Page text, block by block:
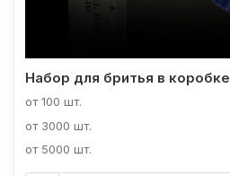
Набор для бритья в коробке
от 100 шт.
от 3000 шт.
от 5000 шт.